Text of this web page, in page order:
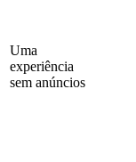
Uma
experiência
sem anúncios